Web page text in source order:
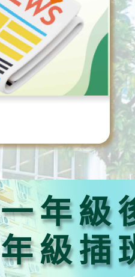
一年級
年級插